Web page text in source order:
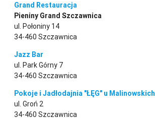
Grand Restauracja
Pieniny Grand Szczawnica
ul. Połoniny 14
34-460 Szczawnica
Jazz Bar
ul. Park Górny 7
34-460 Szczawnica
Pokoje i Jadłodajnia "ŁĘG" u Malinowskich
ul. Groń 2
34-460 Szczawnica